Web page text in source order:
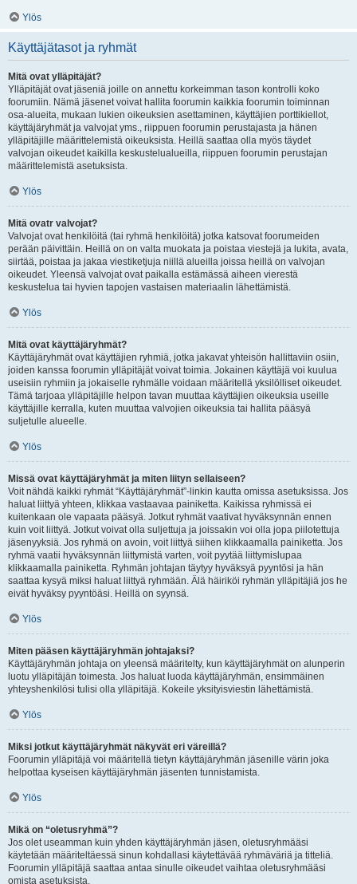
Ylös
Käyttäjätasot ja ryhmät
Mitä ovat ylläpitäjät?
Ylläpitäjät ovat jäseniä joille on annettu korkeimman tason kontrolli koko
foorumiin. Nämä jäsenet voivat hallita foorumin kaikkia foorumin toiminnan
osa-alueita, mukaan lukien oikeuksien asettaminen, käyttäjien porttikiellot,
käyttäjäryhmät ja valvojat yms., riippuen foorumin perustajasta ja hänen
ylläpitäjille määrittelemistä oikeuksista. Heillä saattaa olla myös täydet
valvojan oikeudet kaikilla keskustelualueilla, riippuen foorumin perustajan
määrittelemistä asetuksista.
Ylös
Mitä ovatr valvojat?
Valvojat ovat henkilöitä (tai ryhmä henkilöitä) jotka katsovat foorumeiden
perään päivittäin. Heillä on on valta muokata ja poistaa viestejä ja lukita, avata,
siirtää, poistaa ja jakaa viestiketjuja niillä alueilla joissa heillä on valvojan
oikeudet. Yleensä valvojat ovat paikalla estämässä aiheen vierestä
keskustelua tai hyvien tapojen vastaisen materiaalin lähettämistä.
Ylös
Mitä ovat käyttäjäryhmät?
Käyttäjäryhmät ovat käyttäjien ryhmiä, jotka jakavat yhteisön hallittaviin osiin,
joiden kanssa foorumin ylläpitäjät voivat toimia. Jokainen käyttäjä voi kuulua
useisiin ryhmiin ja jokaiselle ryhmälle voidaan määritellä yksilölliset oikeudet.
Tämä tarjoaa ylläpitäjille helpon tavan muuttaa käyttäjien oikeuksia useille
käyttäjille kerralla, kuten muuttaa valvojien oikeuksia tai hallita pääsyä
suljetulle alueelle.
Ylös
Missä ovat käyttäjäryhmät ja miten liityn sellaiseen?
Voit nähdä kaikki ryhmät “Käyttäjäryhmät”-linkin kautta omissa asetuksissa. Jos
haluat liittyä yhteen, klikkaa vastaavaa painiketta. Kaikissa ryhmissä ei
kuitenkaan ole vapaata pääsyä. Jotkut ryhmät vaativat hyväksynnän ennen
kuin voit liittyä. Jotkut voivat olla suljettuja ja joissakin voi olla jopa piilotettuja
jäsenyyksiä. Jos ryhmä on avoin, voit liittyä siihen klikkaamalla painiketta. Jos
ryhmä vaatii hyväksynnän liittymistä varten, voit pyytää liittymislupaa
klikkaamalla painiketta. Ryhmän johtajan täytyy hyväksyä pyyntösi ja hän
saattaa kysyä miksi haluat liittyä ryhmään. Älä häiriköi ryhmän ylläpitäjiä jos he
eivät hyväksy pyyntöäsi. Heillä on syynsä.
Ylös
Miten pääsen käyttäjäryhmän johtajaksi?
Käyttäjäryhmän johtaja on yleensä määritelty, kun käyttäjäryhmät on alunperin
luotu ylläpitäjän toimesta. Jos haluat luoda käyttäjäryhmän, ensimmäinen
yhteyshenkilösi tulisi olla ylläpitäjä. Kokeile yksityisviestin lähettämistä.
Ylös
Miksi jotkut käyttäjäryhmät näkyvät eri väreillä?
Foorumin ylläpitäjä voi määritellä tietyn käyttäjäryhmän jäsenille värin joka
helpottaa kyseisen käyttäjäryhmän jäsenten tunnistamista.
Ylös
Mikä on “oletusryhmä”?
Jos olet useamman kuin yhden käyttäjäryhmän jäsen, oletusryhmääsi
käytetään määriteltäessä sinun kohdallasi käytettävää ryhmäväriä ja titteliä.
Foorumin ylläpitäjä saattaa antaa sinulle oikeudet vaihtaa oletusryhmääsi
omista asetuksista.